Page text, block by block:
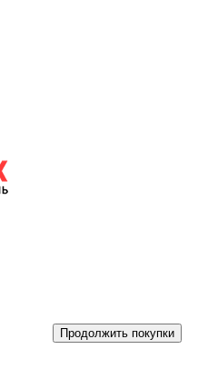
Продолжить покупки